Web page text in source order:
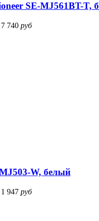
SE-MJ561BT-T,
7 740 руб
W, белый
1 947 руб